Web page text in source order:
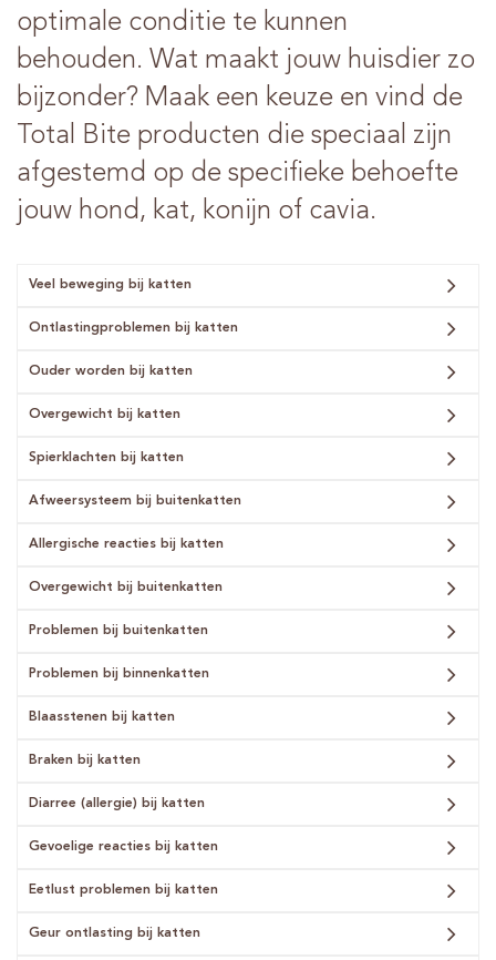
optimale conditie te kunnen
behouden. Wat maakt jouw huisdier zo
bijzonder? Maak een keuze en vind de
Total Bite producten die speciaal zijn
afgestemd op de specifieke behoefte
jouw hond, kat, konijn of cavia.
Veel beweging bij katten
Ontlastingproblemen bij katten
Ouder worden bij katten
Overgewicht bij katten
Spierklachten bij katten
Afweersysteem bij buitenkatten
Allergische reacties bij katten
Overgewicht bij buitenkatten
Problemen bij buitenkatten
Problemen bij binnenkatten
Blaasstenen bij katten
Braken bij katten
Diarree (allergie) bij katten
Gevoelige reacties bij katten
Eetlust problemen bij katten
Geur ontlasting bij katten